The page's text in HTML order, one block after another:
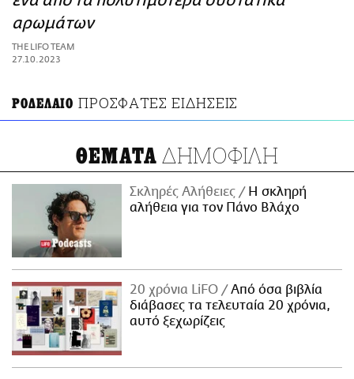
ΑΜΠΑ
PRINT
αρωμάτων
THE LIFO TEAM
27.10.2023
ΡΟΔΕΛΑΙΟ ΠΡΟΣΦΑΤΕΣ ΕΙΔΗΣΕΙΣ
ΘΕΜΑΤΑ ΔΗΜΟΦΙΛΗ
Σκληρές Αλήθειες
H σκληρή
αλήθεια για τον Πάνο Βλάχο
20 χρόνια LiFO
Από όσα βιβλία
διάβασες τα τελευταία 20 χρόνια,
αυτό ξεχωρίζεις